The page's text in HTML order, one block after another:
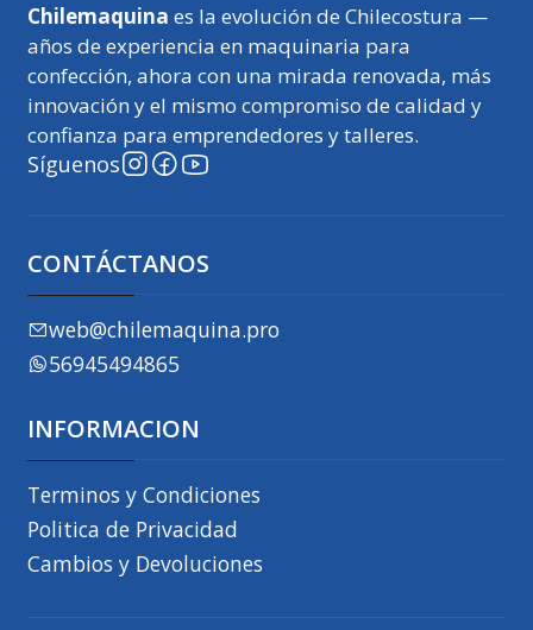
Chilemaquina es la evolución de Chilecostura —
años de experiencia en maquinaria para
confección, ahora con una mirada renovada, más
innovación y el mismo compromiso de calidad y
confianza para emprendedores y talleres.
Síguenos
CONTÁCTANOS
web@chilemaquina.pro
56945494865
INFORMACION
Terminos y Condiciones
Politica de Privacidad
Cambios y Devoluciones